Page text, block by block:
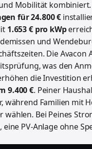
Mobilität kombiniert.
für 24.800 €
1.653 € pro kWp
und
Die
was den
die Investition
9.400 €. Peiner
während Familien mit
wählen. Bei Peines
eine PV-Anlage ohne